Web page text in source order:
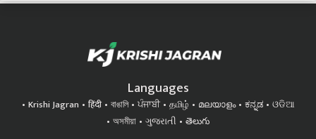
Languages
Krishi Jagran हिंदी বাঙালি ਪੰਜਾਬੀ தமிழ் മലയാളം ಕನ್ನಡ
ଓଡିଆ
অসমীয়া
ગુજરાતી తెలుగు